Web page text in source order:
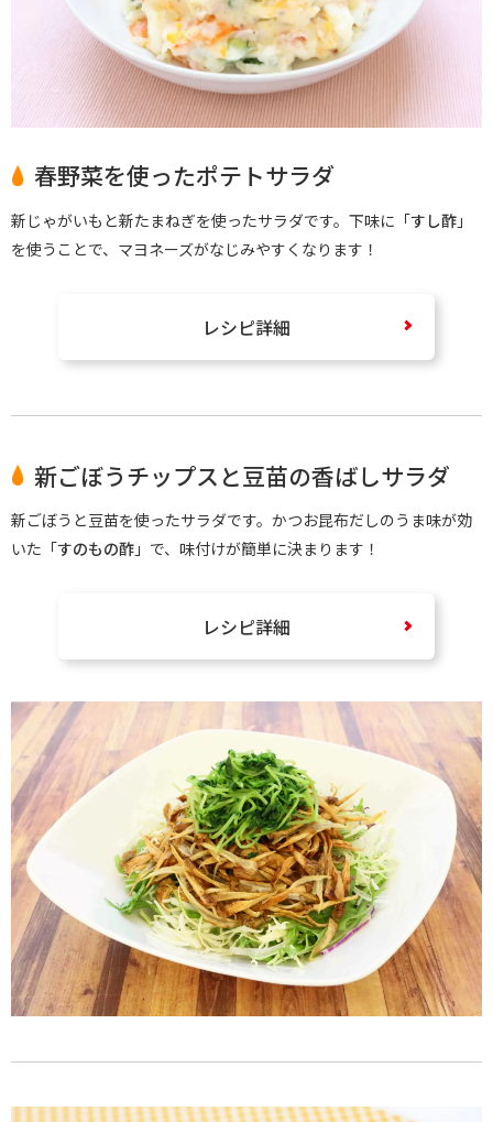
春野菜を使ったポテトサラダ
新じゃがいもと新たまねぎを使ったサラダです。下味に「すし酢 」
を使うことで、マヨネーズがなじみやすくなります！
レシピ詳細
新ごぼうチップスと豆苗の香ばしサラダ
新ごぼうと豆苗を使ったサラダです。かつお昆布だしのうま味が効
いた「すのもの酢 」で、味付けが簡単に決まります！
レシピ詳細